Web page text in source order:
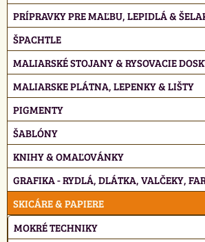
PRÍPRAVKY PRE MAĽBU, LEPIDLÁ &
ŠPACHTLE
MALIARSKÉ STOJANY & RYSOVACIE
MALIARSKE PLÁTNA, LEPENKY & LIŠTY
PIGMENTY
ŠABLÓNY
KNIHY & OMAĽOVÁNKY
GRAFIKA - RYDLÁ, DLÁTKA, VALČEKY,
SKICÁRE & PAPIERE
MOKRÉ TECHNIKY